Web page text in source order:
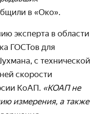
в «Око».
эксперта в области
ГОСТов для
с технической
скорости
КоАП. «КОАП не
измерения, а также